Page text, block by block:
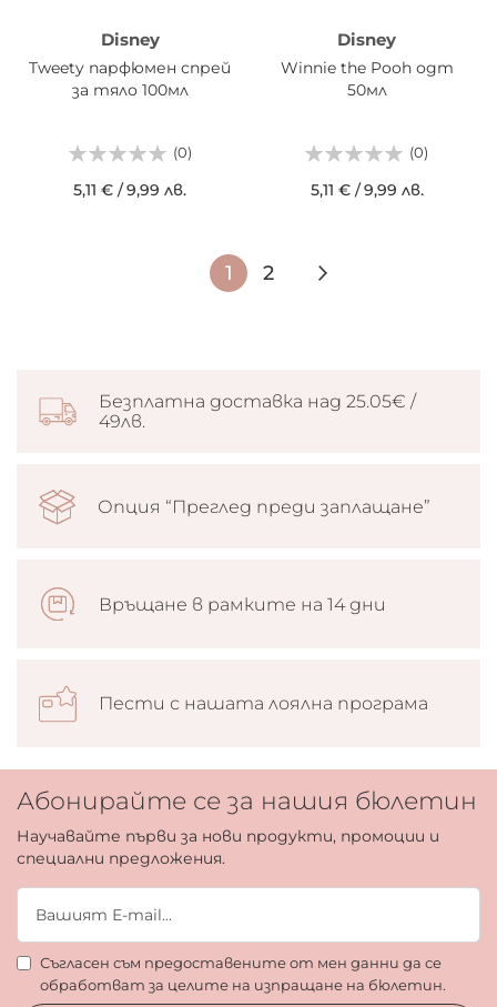
Disney
Tweety парфюмен спрей
за тяло 100мл
(0)
5,11 € /9,99 лв.
Disney
Winnie the Pooh одт
50мл
(0)
5,11 €/9,99 лв.
Страница
В
1 Страница
2
Безплатна доставка над 25.05€ /
49лв.
Опция “Преглед преди заплащане”
Връщане в рамките на 14 дни
Пести с нашата лоялна програма
Абонирайте се за нашия бюлетин
Научавайте първи за нови продукти, промоции и
специални предложения.
Съгласен съм предоставените от мен данни да се
обработват за целите на изпращане на бюлетин.